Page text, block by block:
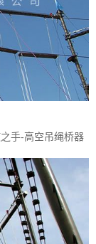
手-高空吊绳桥器